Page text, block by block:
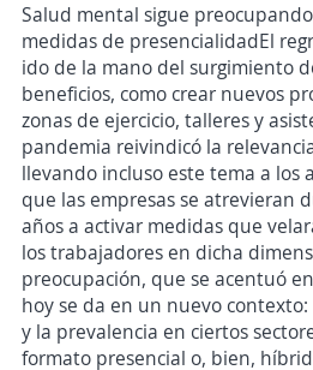
Salud mental sigue
medidas de presencialidadEl
ido de la mano del surgimiento
beneficios, como crear nuevos
zonas de ejercicio, talleres y
pandemia reivindicó la
llevando incluso este tema a los
que las empresas se atrevieran
años a activar medidas que
los trabajadores en dicha
preocupación, que se acentuó
hoy se da en un nuevo
y la prevalencia en ciertos
formato presencial o, bien,